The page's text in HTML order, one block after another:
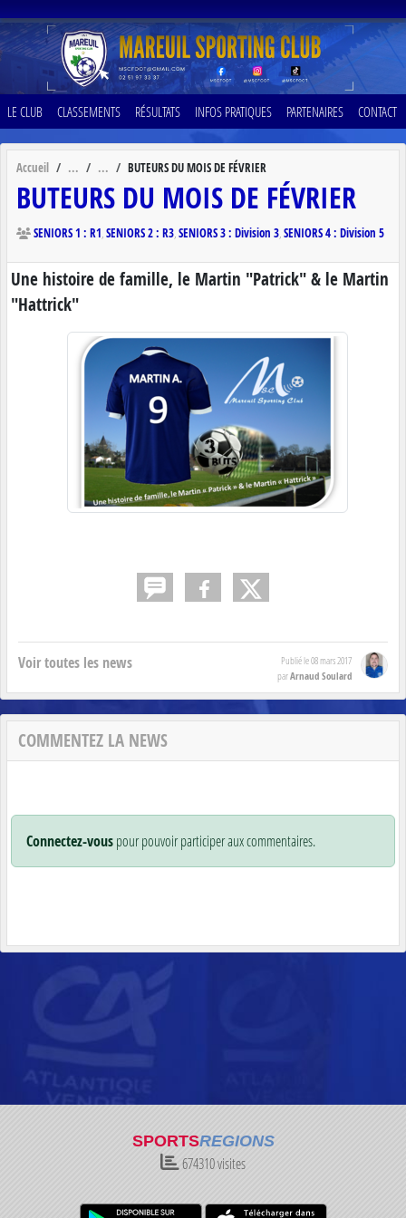
LE CLUB CLASSEMENTS RÉSULTATS INFOS PRATIQUES PARTENAIRES CONTACT
Accueil BUTEURS DU MOIS DE FÉVRIER
BUTEURS DU MOIS DE FÉVRIER
SENIORS 1 : R1 SENIORS 2 : R3 SENIORS 3 : Division 3 SENIORS 4 : Division 5
Une histoire de famille, le Martin "Patrick" & le Martin
"Hattrick"
Voir toutes les news Publié le08 mars 2017
parArnaud Soulard
COMMENTEZ LA NEWS
Connectez-vouspour pouvoir participer aux commentaires.
SPORTSREGIONS
674310visites